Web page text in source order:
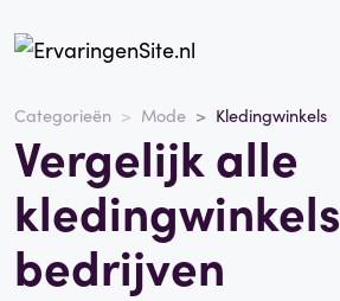
Categorieën Mode Kledingwinkels
Vergelijk alle
kledingwinkels
bedrijven